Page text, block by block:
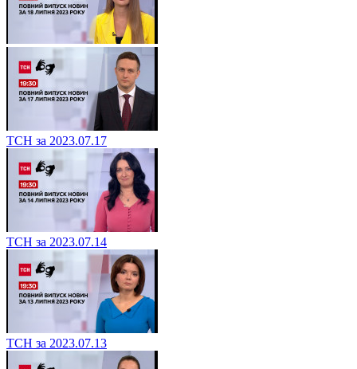
ТСН за 2023.07.17
ТСН за 2023.07.14
ТСН за 2023.07.13